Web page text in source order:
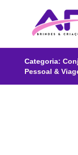
Categoria:
Pessoal &